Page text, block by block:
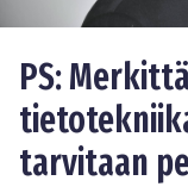
PS:
tarvitaan